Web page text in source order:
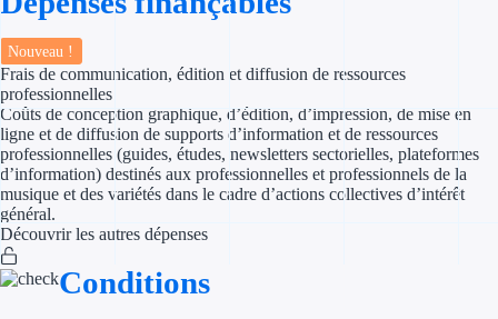
Par financeur
Aides par
Nouveau !
Frais de communication, édition et diffusion de ressources
professionnelles
Coûts de conception graphique, d’édition, d’impression, de mise en
ligne et de diffusion de supports d’information et de ressources
professionnelles (guides, études, newsletters sectorielles, plateformes
d’information) destinés aux professionnelles et professionnels de la
musique et des variétés dans le cadre d’actions collectives d’intérêt
général.
Découvrir les autres dépenses
Conditions